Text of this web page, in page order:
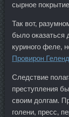
сырное
Так вот,
было оказаться
куриного феле,
Провирон
Следствие
преступления
своим долгам.
голени, пресс,